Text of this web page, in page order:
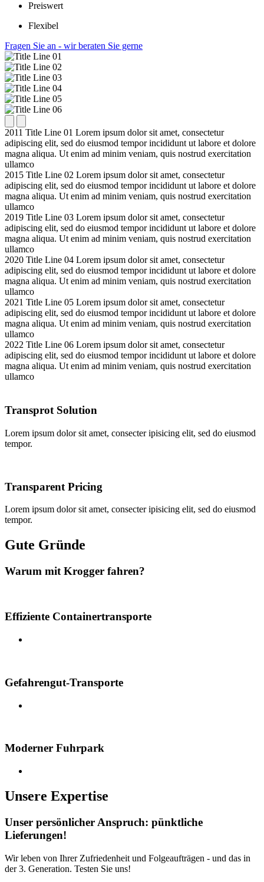
Preiswert
Flexibel
Fragen Sie an - wir beraten Sie gerne
2011 Title Line 01 Lorem ipsum dolor sit amet, consectetur
adipiscing elit, sed do eiusmod tempor incididunt ut labore et dolore
magna aliqua. Ut enim ad minim veniam, quis nostrud exercitation
ullamco
2015 Title Line 02 Lorem ipsum dolor sit amet, consectetur
adipiscing elit, sed do eiusmod tempor incididunt ut labore et dolore
magna aliqua. Ut enim ad minim veniam, quis nostrud exercitation
ullamco
2019 Title Line 03 Lorem ipsum dolor sit amet, consectetur
adipiscing elit, sed do eiusmod tempor incididunt ut labore et dolore
magna aliqua. Ut enim ad minim veniam, quis nostrud exercitation
ullamco
2020 Title Line 04 Lorem ipsum dolor sit amet, consectetur
adipiscing elit, sed do eiusmod tempor incididunt ut labore et dolore
magna aliqua. Ut enim ad minim veniam, quis nostrud exercitation
ullamco
2021 Title Line 05 Lorem ipsum dolor sit amet, consectetur
adipiscing elit, sed do eiusmod tempor incididunt ut labore et dolore
magna aliqua. Ut enim ad minim veniam, quis nostrud exercitation
ullamco
2022 Title Line 06 Lorem ipsum dolor sit amet, consectetur
adipiscing elit, sed do eiusmod tempor incididunt ut labore et dolore
magna aliqua. Ut enim ad minim veniam, quis nostrud exercitation
ullamco
Transprot Solution
Lorem ipsum dolor sit amet, consecter ipisicing elit, sed do eiusmod
tempor.
Transparent Pricing
Lorem ipsum dolor sit amet, consecter ipisicing elit, sed do eiusmod
tempor.
Gute Gründe
Warum mit Krogger fahren?
Effiziente Containertransporte
Gefahrengut-Transporte
Moderner Fuhrpark
Unsere Expertise
Unser persönlicher Anspruch: pünktliche
Lieferungen!
Wir leben von Ihrer Zufriedenheit und Folgeaufträgen - und das in
der 3. Generation. Testen Sie uns!